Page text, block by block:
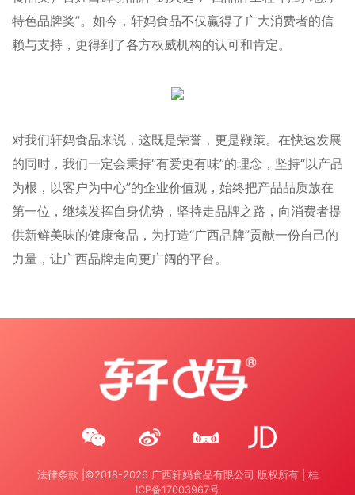
特色品牌奖”。如今，轩妈食品不仅赢得了广大消费者的信
赖与支持，更得到了各方权威机构的认可和肯定。
对我们轩妈食品来说，这既是荣誉，更是鞭策。在快速发展
的同时，我们一定会秉持“有爱更有味”的理念，坚持“以产品
为根，以客户为中心”的企业价值观，始终把产品品质放在
第一位，继续发挥自身优势，坚持走品牌之路，向消费者提
供新鲜美味的健康食品，为打造“广西品牌”贡献一份自己的
力量，让广西品牌走向更广阔的平台。
法律条款 |©2018-2026 广西轩妈食品有限公司 版权所有 | 桂
ICP备17003967号